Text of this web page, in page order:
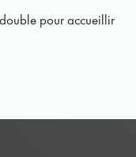
pour accueillir